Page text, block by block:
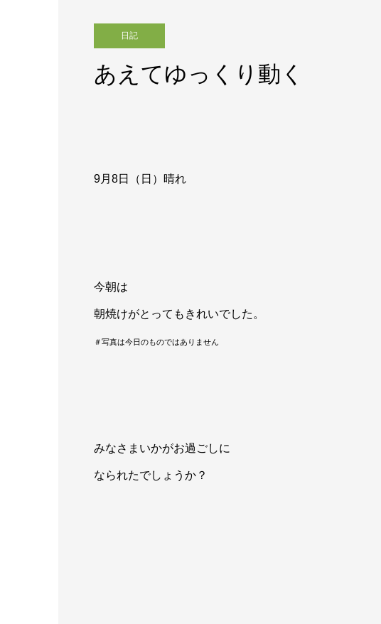
日記
あえてゆっくり動く
9月8日（日）晴れ
今朝は
朝焼けがとってもきれいでした。
＃写真は今日のものではありません
みなさまいかがお過ごしに
なられたでしょうか？